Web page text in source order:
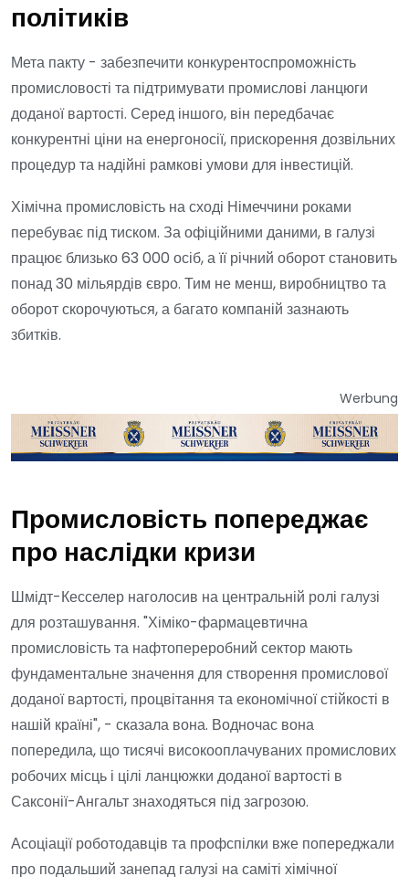
політиків
Мета пакту - забезпечити конкурентоспроможність
промисловості та підтримувати промислові ланцюги
доданої вартості. Серед іншого, він передбачає
конкурентні ціни на енергоносії, прискорення дозвільних
процедур та надійні рамкові умови для інвестицій.
Хімічна промисловість на сході Німеччини роками
перебуває під тиском. За офіційними даними, в галузі
працює близько 63 000 осіб, а її річний оборот становить
понад 30 мільярдів євро. Тим не менш, виробництво та
оборот скорочуються, а багато компаній зазнають
збитків.
Werbung
Промисловість попереджає
про наслідки кризи
Шмідт-Кесселер наголосив на центральній ролі галузі
для розташування. "Хіміко-фармацевтична
промисловість та нафтопереробний сектор мають
фундаментальне значення для створення промислової
доданої вартості, процвітання та економічної стійкості в
нашій країні", - сказала вона. Водночас вона
попередила, що тисячі високооплачуваних промислових
робочих місць і цілі ланцюжки доданої вартості в
Саксонії-Ангальт знаходяться під загрозою.
Асоціації роботодавців та профспілки вже попереджали
про подальший занепад галузі на саміті хімічної